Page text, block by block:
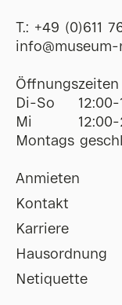
T.: +49 (0)611
ofni@museum-
Öffnungszeiten
Di-So
Mi
Montags
Anmieten
Kontakt
Karriere
Hausordnung
Netiquette